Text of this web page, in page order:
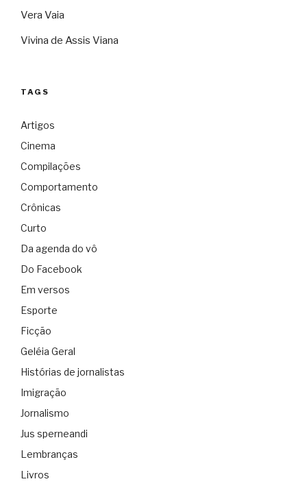
Vera Vaia
Vivina de Assis Viana
TAGS
Artigos
Cinema
Compilações
Comportamento
Crônicas
Curto
Da agenda do vô
Do Facebook
Em versos
Esporte
Ficção
Geléia Geral
Histórias de jornalistas
Imigração
Jornalismo
Jus sperneandi
Lembranças
Livros